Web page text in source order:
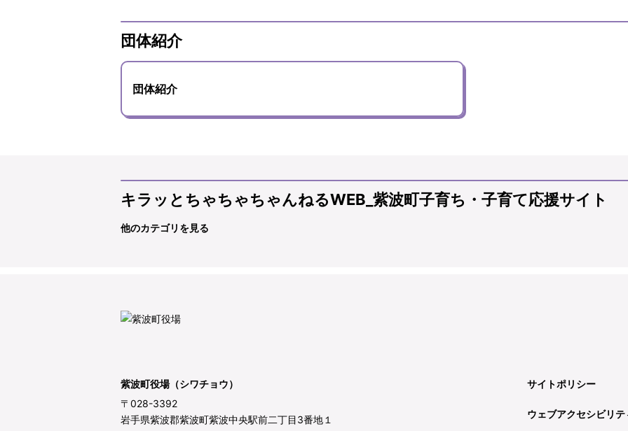
団体紹介
団体紹介
キラッとちゃちゃちゃんねるWEB_紫波町子育ち・子育て応援サイト
他のカテゴリを見る
紫波町役場（シワチョウ）
〒028-3392
岩手県紫波郡紫波町紫波中央駅前二丁目3番地１
サイトポリシー
ウェブアクセシビリテ